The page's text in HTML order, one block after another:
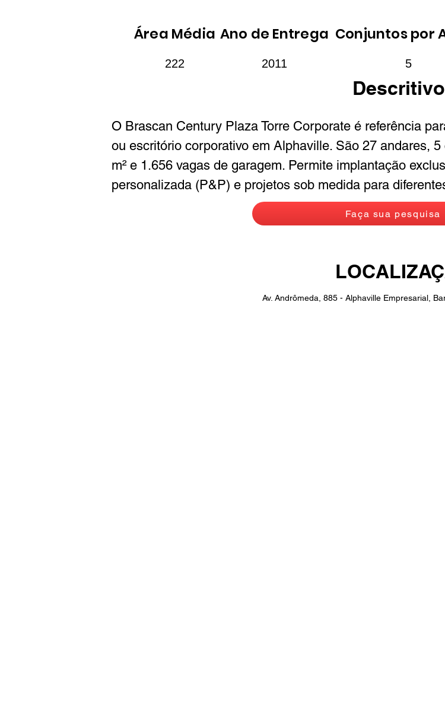
Área Média Ano de Entrega Conjuntos por
222 2011 5
Descritivo
O Brascan Century Plaza Torre Corporate é referência
ou escritório corporativo em Alphaville. São 27 andares,
m² e 1.656 vagas de garagem. Permite implantação
personalizada (P&P) e projetos sob medida para
Faça sua pesquisa
Av. Andrômeda, 885 - Alphaville Empresarial,